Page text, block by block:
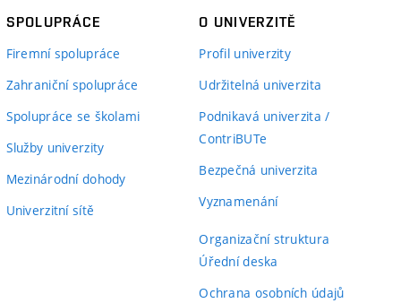
SPOLUPRÁCE
Firemní spolupráce
Zahraniční spolupráce
Spolupráce se školami
Služby univerzity
Mezinárodní dohody
Univerzitní sítě
O UNIVERZITĚ
Profil univerzity
Udržitelná univerzita
Podnikavá univerzita /
ContriBUTe
Bezpečná univerzita
Vyznamenání
Organizační struktura
Úřední deska
Ochrana osobních údajů